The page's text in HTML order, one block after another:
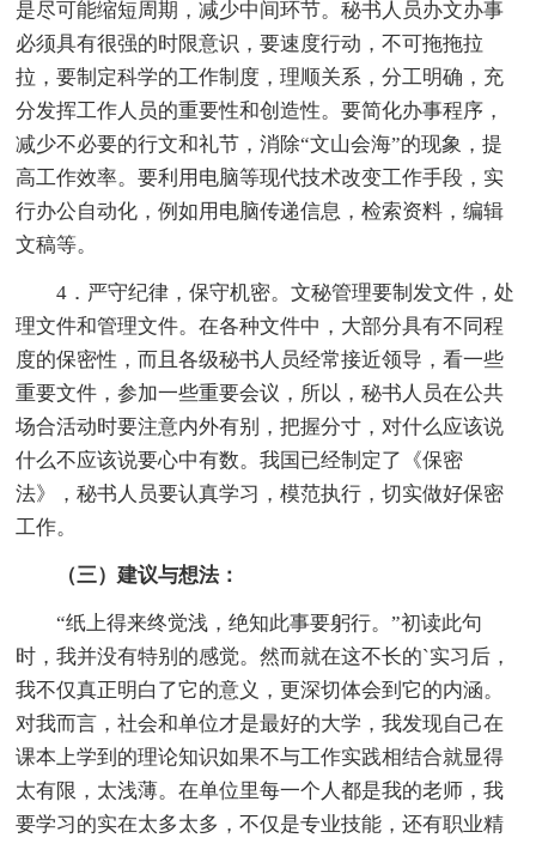
是尽可能缩短周期，减少中间环节。秘书人员办文办事
必须具有很强的时限意识，要速度行动，不可拖拖拉
拉，要制定科学的工作制度，理顺关系，分工明确，充
分发挥工作人员的重要性和创造性。要简化办事程序，
减少不必要的行文和礼节，消除“文山会海”的现象，提
高工作效率。要利用电脑等现代技术改变工作手段，实
行办公自动化，例如用电脑传递信息，检索资料，编辑
文稿等。
4．严守纪律，保守机密。文秘管理要制发文件，处
理文件和管理文件。在各种文件中，大部分具有不同程
度的保密性，而且各级秘书人员经常接近领导，看一些
重要文件，参加一些重要会议，所以，秘书人员在公共
场合活动时要注意内外有别，把握分寸，对什么应该说
什么不应该说要心中有数。我国已经制定了《保密
法》，秘书人员要认真学习，模范执行，切实做好保密
工作。
（三）建议与想法：
“纸上得来终觉浅，绝知此事要躬行。”初读此句
时，我并没有特别的感觉。然而就在这不长的`实习后，
我不仅真正明白了它的意义，更深切体会到它的内涵。
对我而言，社会和单位才是最好的大学，我发现自己在
课本上学到的理论知识如果不与工作实践相结合就显得
太有限，太浅薄。在单位里每一个人都是我的老师，我
要学习的实在太多太多，不仅是专业技能，还有职业精